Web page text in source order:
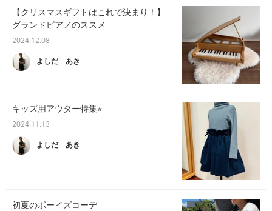
【クリスマスギフトはこれで決まり！】
グランドピアノのススメ
2024.12.08
よしだ あき
キッズ用アウター特集⭐︎
2024.11.13
よしだ あき
初夏のボーイズコーデ